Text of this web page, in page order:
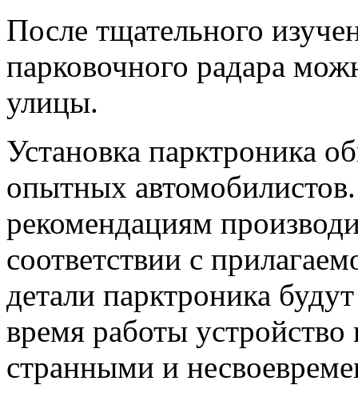
После тщательного
парковочного радара
улицы.
Установка парктроника
опытных
рекомендациям
соответствии с
детали парктроника
время работы устройство
странными и